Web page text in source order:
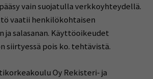
vain suojatulla verkkoyhteydellä.
vaatii henkilökohtaisen
ja salasanan. Käyttöoikeudet
siirtyessä pois ko. tehtävistä.
Oy Rekisteri- ja